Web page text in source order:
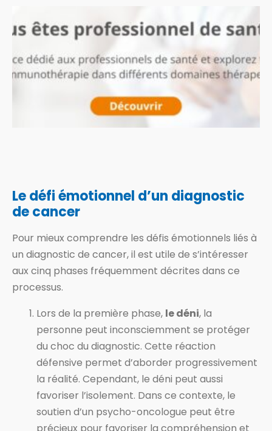
Le défi émotionnel d’un diagnostic
de cancer
Pour mieux comprendre les défis émotionnels liés à
un diagnostic de cancer, il est utile de s’intéresser
aux cinq phases fréquemment décrites dans ce
processus.
Lors de la première phase, le déni, la
personne peut inconsciemment se protéger
du choc du diagnostic. Cette réaction
défensive permet d’aborder progressivement
la réalité. Cependant, le déni peut aussi
favoriser l’isolement. Dans ce contexte, le
soutien d’un psycho-oncologue peut être